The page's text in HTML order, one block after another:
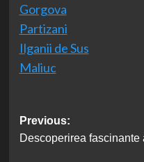
Gorgova
Partizani
Ilganii de Sus
Maliuc
Post
navigation
Previous:
Descoperirea